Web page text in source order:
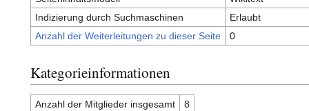
Indizierung durch Suchmaschinen
Erlaubt
Anzahl der Weiterleitungen zu dieser Seite
0
Kategorieinformationen
Anzahl der Mitglieder insgesamt
8